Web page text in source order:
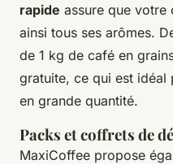
rapide assure que votre
ainsi tous ses arômes.
de 1 kg de café en
gratuite, ce qui est idéal
en grande quantité.
Packs et coffrets de
MaxiCoffee propose